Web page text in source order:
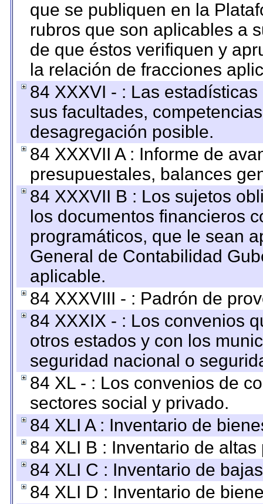
que se publiquen en la
rubros que son aplicables a
de que éstos verifiquen y
la relación de fracciones
84 XXXVI - : Las
sus facultades,
desagregación posible.
84 XXXVII A : Informe de
presupuestales, balances
84 XXXVII B : Los sujetos
los documentos financieros
programáticos, que le sean
General de Contabilidad
aplicable.
84 XXXVIII - : Padrón de
84 XXXIX - : Los convenios
otros estados y con los
seguridad nacional o
84 XL - : Los convenios de
sectores social y privado.
84 XLI A : Inventario de
84 XLI B : Inventario de
84 XLI C : Inventario de
84 XLI D : Inventario de